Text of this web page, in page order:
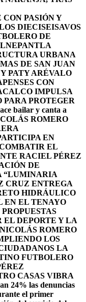
PASIÓN Y
DIECISEISAVOS
DE
URBANA
DE SAN JUAN
PATY ARÉVALO
CON
IMPULSA
PROTEGER
bailar y canta a
ROMERO
EN
EL
RACIEL PÉREZ
DE
“LUMINARIA
CRUZ ENTREGA
HIDRÁULICO
EN EL TENAYO
EL DEPORTE Y LA
ROMERO
LOS
LA
FUTBOLERO
CASAS VIBRA
24% las denuncias
el primer